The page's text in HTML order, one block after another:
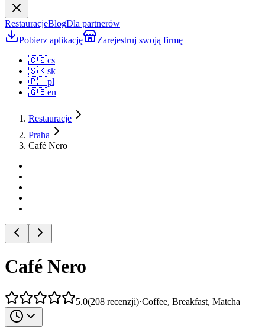
RestauracjeBlogDla partnerów
Pobierz aplikację
Zarejestruj swoją firmę
🇨🇿cs
🇸🇰sk
🇵🇱pl
🇬🇧en
Restauracje
Praha
Café Nero
Café Nero
5.0(208 recenzji)·Coffee, Breakfast, Matcha